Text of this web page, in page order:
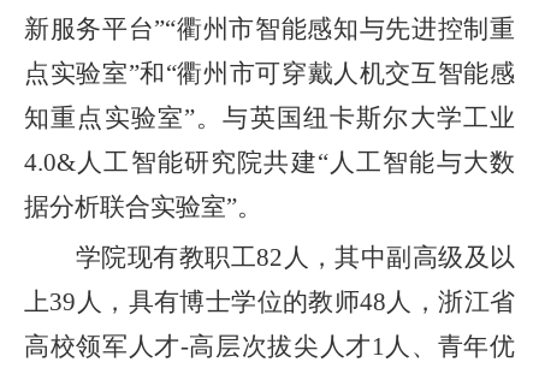
新服务平台”“衢州市智能感知与先进控制重
点实验室”和“衢州市可穿戴人机交互智能感
知重点实验室”。与英国纽卡斯尔大学工业
4.0&人工智能研究院共建“人工智能与大数
据分析联合实验室”。
学院现有教职工82人，其中副高级及 以
上39人，具有博士学位的教师48人，浙江省
高校领军人才-高层次拔尖人才1人、青年优